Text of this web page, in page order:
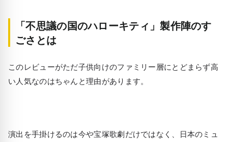
「不思議の国のハローキティ」製作陣のす
ごさとは
このレビューがただ子供向けのファミリー層にとどまらず高
い人気なのはちゃんと理由があります。
演出を手掛けるのは今や宝塚歌劇だけではなく、日本のミュ